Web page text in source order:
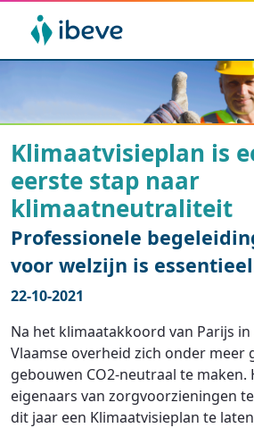
Klimaatvisieplan is
eerste stap naar
klimaatneutraliteit
Professionele
voor welzijn is essentieel
22-10-2021
Na het klimaatakkoord van Parijs
Vlaamse overheid zich onder meer
gebouwen CO2-neutraal te maken.
eigenaars van zorgvoorzieningen
dit jaar een Klimaatvisieplan te